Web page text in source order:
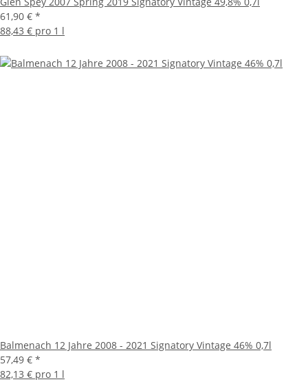
61,90 € *
88,43 € pro 1 l
Balmenach 12 Jahre 2008 - 2021 Signatory Vintage 46% 0,7l
57,49 € *
82,13 € pro 1 l